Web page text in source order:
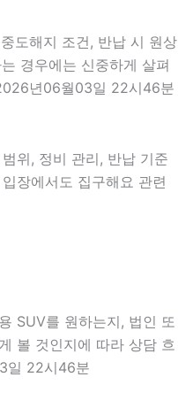
도해지 조건, 반납 시 원상
경우에는 신중하게 살펴
년06월03일 22시46분
위, 정비 관리, 반납 기준
장에서도 집구해요 관련
SUV를 원하는지, 법인 또
볼 것인지에 따라 상담 흐
일 22시46분